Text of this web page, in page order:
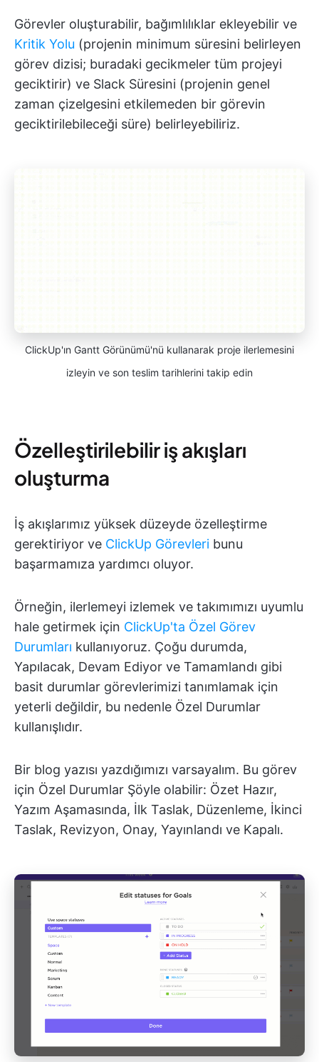
Görevler oluşturabilir, bağımlılıklar ekleyebilir ve
Kritik Yolu (projenin minimum süresini belirleyen
görev dizisi; buradaki gecikmeler tüm projeyi
geciktirir) ve Slack Süresini (projenin genel
zaman çizelgesini etkilemeden bir görevin
geciktirilebileceği süre) belirleyebiliriz.
ClickUp'ın Gantt Görünümü'nü kullanarak proje ilerlemesini
izleyin ve son teslim tarihlerini takip edin
Özelleştirilebilir iş akışları
oluşturma
İş akışlarımız yüksek düzeyde özelleştirme
gerektiriyor ve ClickUp Görevleri bunu
başarmamıza yardımcı oluyor.
Örneğin, ilerlemeyi izlemek ve takımımızı uyumlu
hale getirmek için ClickUp'ta Özel Görev
Durumları kullanıyoruz. Çoğu durumda,
Yapılacak, Devam Ediyor ve Tamamlandı gibi
basit durumlar görevlerimizi tanımlamak için
yeterli değildir, bu nedenle Özel Durumlar
kullanışlıdır.
Bir blog yazısı yazdığımızı varsayalım. Bu görev
için Özel Durumlar Şöyle olabilir: Özet Hazır,
Yazım Aşamasında, İlk Taslak, Düzenleme, İkinci
Taslak, Revizyon, Onay, Yayınlandı ve Kapalı.